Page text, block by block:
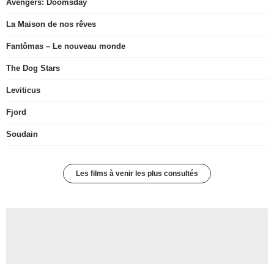
Avengers: Doomsday
La Maison de nos rêves
Fantômas – Le nouveau monde
The Dog Stars
Leviticus
Fjord
Soudain
Les films à venir les plus consultés